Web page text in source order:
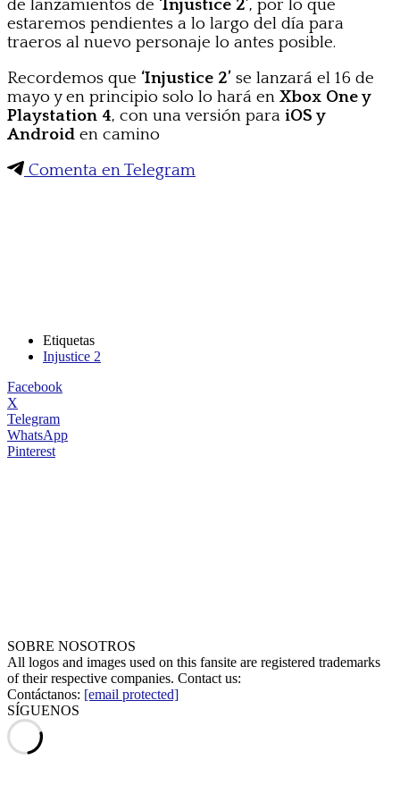
de lanzamientos de ‘Injustice 2’, por lo que
estaremos pendientes a lo largo del día para
traeros al nuevo personaje lo antes posible.
Recordemos que ‘Injustice 2’ se lanzará el 16 de
mayo y en principio solo lo hará en Xbox One y
Playstation 4, con una versión para iOS y
Android en camino
Comenta en Telegram
Etiquetas
Injustice 2
Facebook
X
Telegram
WhatsApp
Pinterest
SOBRE NOSOTROS
All logos and images used on this fansite are registered trademarks
of their respective companies. Contact us:
Contáctanos: [email protected]
SÍGUENOS